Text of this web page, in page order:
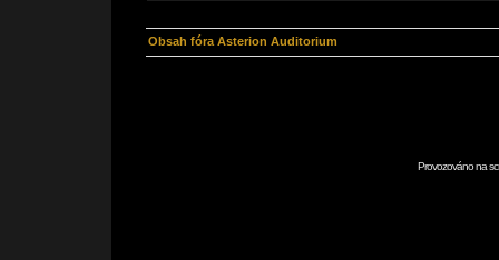
Obsah fóra Asterion Auditorium
Provozováno na